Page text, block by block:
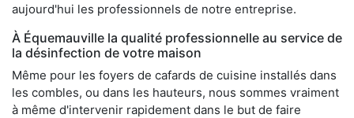
aujourd'hui les professionnels de notre entreprise.
À Équemauville la qualité professionnelle au service de
la désinfection de votre maison
Même pour les foyers de cafards de cuisine installés dans
les combles, ou dans les hauteurs, nous sommes vraiment
à même d'intervenir rapidement dans le but de faire